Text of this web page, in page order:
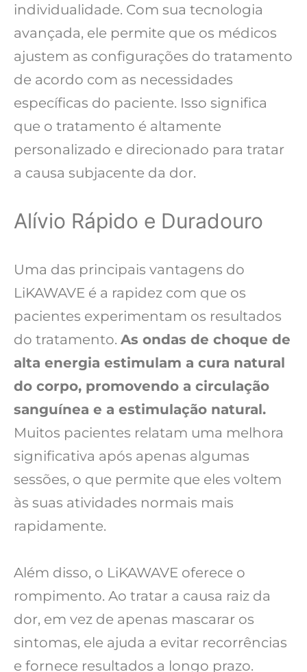
individualidade. Com sua tecnologia
avançada, ele permite que os médicos
ajustem as configurações do tratamento
de acordo com as necessidades
específicas do paciente. Isso significa
que o tratamento é altamente
personalizado e direcionado para tratar
a causa subjacente da dor.
Alívio Rápido e Duradouro
Uma das principais vantagens do
LiKAWAVE é a rapidez com que os
pacientes experimentam os resultados
do tratamento. As ondas de choque de
alta energia estimulam a cura natural
do corpo, promovendo a circulação
sanguínea e a estimulação natural.
Muitos pacientes relatam uma melhora
significativa após apenas algumas
sessões, o que permite que eles voltem
às suas atividades normais mais
rapidamente.
Além disso, o LiKAWAVE oferece o
rompimento. Ao tratar a causa raiz da
dor, em vez de apenas mascarar os
sintomas, ele ajuda a evitar recorrências
e fornece resultados a longo prazo.